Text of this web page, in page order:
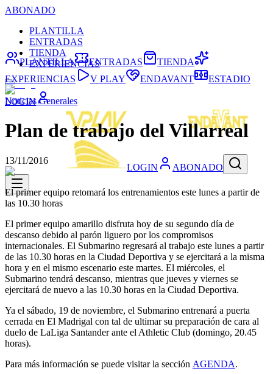
ABONADO
PLANTILLA
ENTRADAS
TIENDA
EXPERIENCIAS
LOGIN
LOGIN ABONADO
PLANTILLA ENTRADAS
TIENDA
EXPERIENCIAS
V PLAY ENDAVANT ESTADIO
Noticias Generales
Plan de trabajo del Villarreal
13/11/2016
El primer equipo retomará los entrenamientos este lunes a partir de
las 10.30 horas
El primer equipo amarillo disfruta hoy de su segundo día de
descanso debido al parón liguero por los compromisos
internacionales. El Submarino regresará al trabajo este lunes a partir
de las 10.30 horas en la Ciudad Deportiva y se ejercitará a la misma
hora y en el mismo escenario este martes. El miércoles, el
Submarino tendrá descanso, mientras que jueves y viernes se
ejercitará de nuevo a las 10.30 horas en la Ciudad Deportiva.
Ya el sábado, 19 de noviembre, el Submarino entrenará a puerta
cerrada en El Madrigal con tal de ultimar su preparación de cara al
duelo de LaLiga Santander ante el Athletic Club (domingo, 20.45
horas).
Para más información se puede visitar la sección AGENDA.